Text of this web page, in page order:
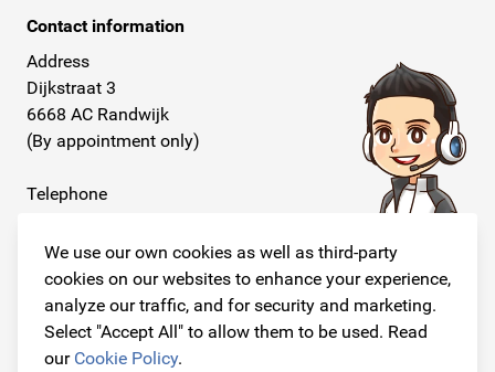
We use our own cookies as well as third-party
cookies on our websites to enhance your experience,
analyze our traffic, and for security and marketing.
Select "Accept All" to allow them to be used. Read
our Cookie Policy.
Contact information
Address
Dijkstraat 3
6668 AC Randwijk
(By appointment only)
Telephone
E-mail
info@originalcarparts.nl